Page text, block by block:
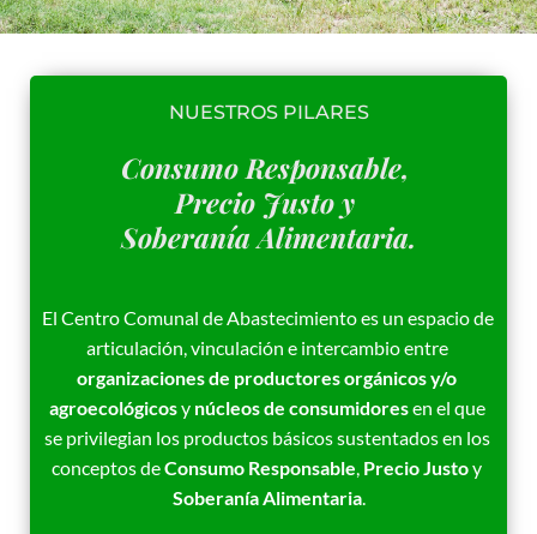
NUESTROS PILARES
Consumo Responsable,
Precio Justo y
Soberanía Alimentaria.
El Centro Comunal de Abastecimiento es un espacio de
articulación, vinculación e intercambio entre
organizaciones de productores orgánicos y/o
agroecológicos y núcleos de consumidores en el que
se privilegian los productos básicos sustentados en los
conceptos de Consumo Responsable, Precio Justo
Soberanía Alimentaria.